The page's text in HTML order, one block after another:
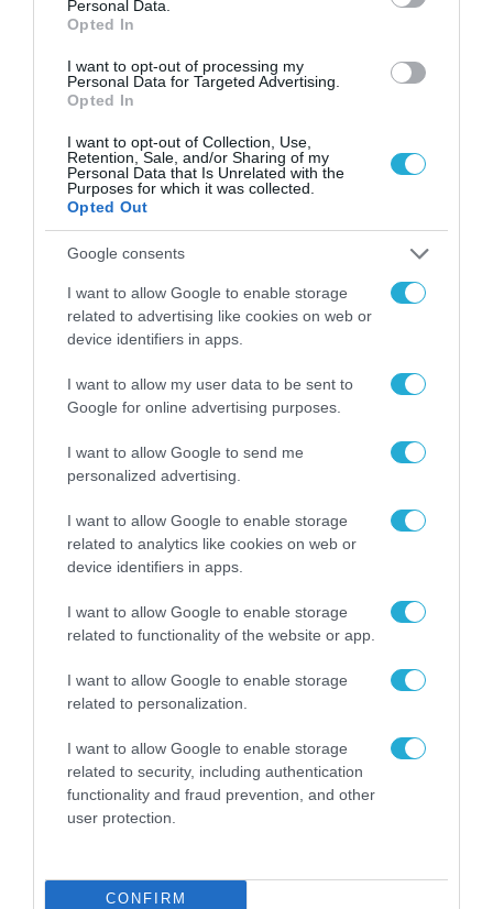
Personal Data.
Opted In
I want to opt-out of processing my
Personal Data for Targeted Advertising.
Opted In
I want to opt-out of Collection, Use,
Retention, Sale, and/or Sharing of my
Personal Data that Is Unrelated with the
Purposes for which it was collected.
Opted Out
Google consents
I want to allow Google to enable storage
related to advertising like cookies on web or
device identifiers in apps.
I want to allow my user data to be sent to
Google for online advertising purposes.
I want to allow Google to send me
personalized advertising.
I want to allow Google to enable storage
related to analytics like cookies on web or
device identifiers in apps.
I want to allow Google to enable storage
related to functionality of the website or app.
I want to allow Google to enable storage
related to personalization.
I want to allow Google to enable storage
related to security, including authentication
functionality and fraud prevention, and other
user protection.
CONFIRM
ΕΡΓΑ - ΕΓΚΑΤΑΣΤΑΣΕΙΣ
Space Hellas: Έργο «Δίδυμης
Μετάβασης» της Περιφέρειας
Δυτ. Μακεδονίας με την Draxis
Environmental Technology
Η κοινοπραξία OTE-Byte
προσωρινός ανάδοχος του
εξοπλισμού ΤΠΕ για τα σχολεία